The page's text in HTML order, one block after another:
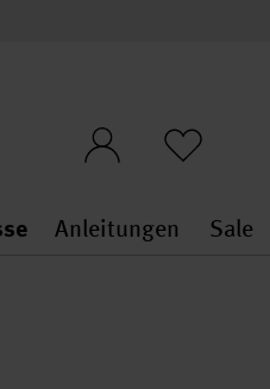
Anlässe
Anleitungen Sale